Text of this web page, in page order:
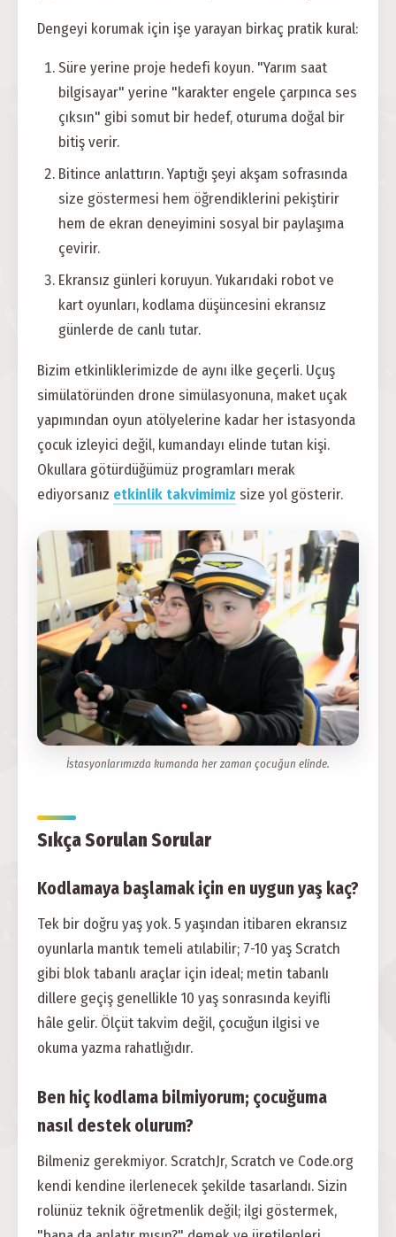
Dengeyi korumak için işe yarayan birkaç pratik kural:
Süre yerine proje hedefi koyun. "Yarım saat
bilgisayar" yerine "karakter engele çarpınca ses
çıksın" gibi somut bir hedef, oturuma doğal bir
bitiş verir.
Bitince anlattırın. Yaptığı şeyi akşam sofrasında
size göstermesi hem öğrendiklerini pekiştirir
hem de ekran deneyimini sosyal bir paylaşıma
çevirir.
Ekransız günleri koruyun. Yukarıdaki robot ve
kart oyunları, kodlama düşüncesini ekransız
günlerde de canlı tutar.
Bizim etkinliklerimizde de aynı ilke geçerli. Uçuş
simülatöründen drone simülasyonuna, maket uçak
yapımından oyun atölyelerine kadar her istasyonda
çocuk izleyici değil, kumandayı elinde tutan kişi.
Okullara götürdüğümüz programları merak
ediyorsanız etkinlik takvimimiz size yol gösterir.
İstasyonlarımızda kumanda her zaman çocuğun elinde.
Sıkça Sorulan Sorular
Kodlamaya başlamak için en uygun yaş kaç?
Tek bir doğru yaş yok. 5 yaşından itibaren ekransız
oyunlarla mantık temeli atılabilir; 7-10 yaş Scratch
gibi blok tabanlı araçlar için ideal; metin tabanlı
dillere geçiş genellikle 10 yaş sonrasında keyifli
hâle gelir. Ölçüt takvim değil, çocuğun ilgisi ve
okuma yazma rahatlığıdır.
Ben hiç kodlama bilmiyorum; çocuğuma
nasıl destek olurum?
Bilmeniz gerekmiyor. ScratchJr, Scratch ve Code.org
kendi kendine ilerlenecek şekilde tasarlandı. Sizin
rolünüz teknik öğretmenlik değil; ilgi göstermek,